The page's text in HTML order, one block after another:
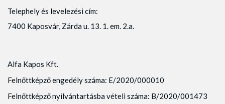
Telephely és levelezési cím:
7400 Kaposvár, Zárda u. 13. 1. em. 2.a.
Alfa Kapos Kft.
Felnőttképző engedély száma: E/2020/000010
Felnőttképző nyilvántartásba vételi száma: B/2020/001473